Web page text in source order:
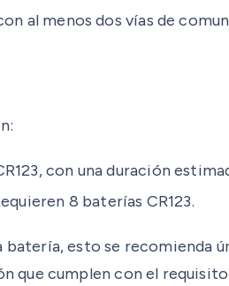
al menos dos vías de
con una duración
8 baterías CR123.
batería, esto se
cumplen con el